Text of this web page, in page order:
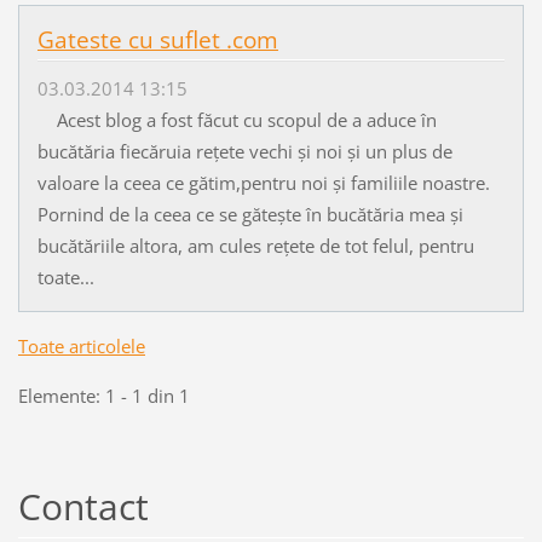
Gateste cu suflet .com
03.03.2014 13:15
Acest blog a fost făcut cu scopul de a aduce în
bucătăria fiecăruia rețete vechi și noi și un plus de
valoare la ceea ce gătim,pentru noi și familiile noastre.
Pornind de la ceea ce se gătește în bucătăria mea și
bucătăriile altora, am cules rețete de tot felul, pentru
toate...
Toate articolele
Elemente: 1 - 1 din 1
Contact